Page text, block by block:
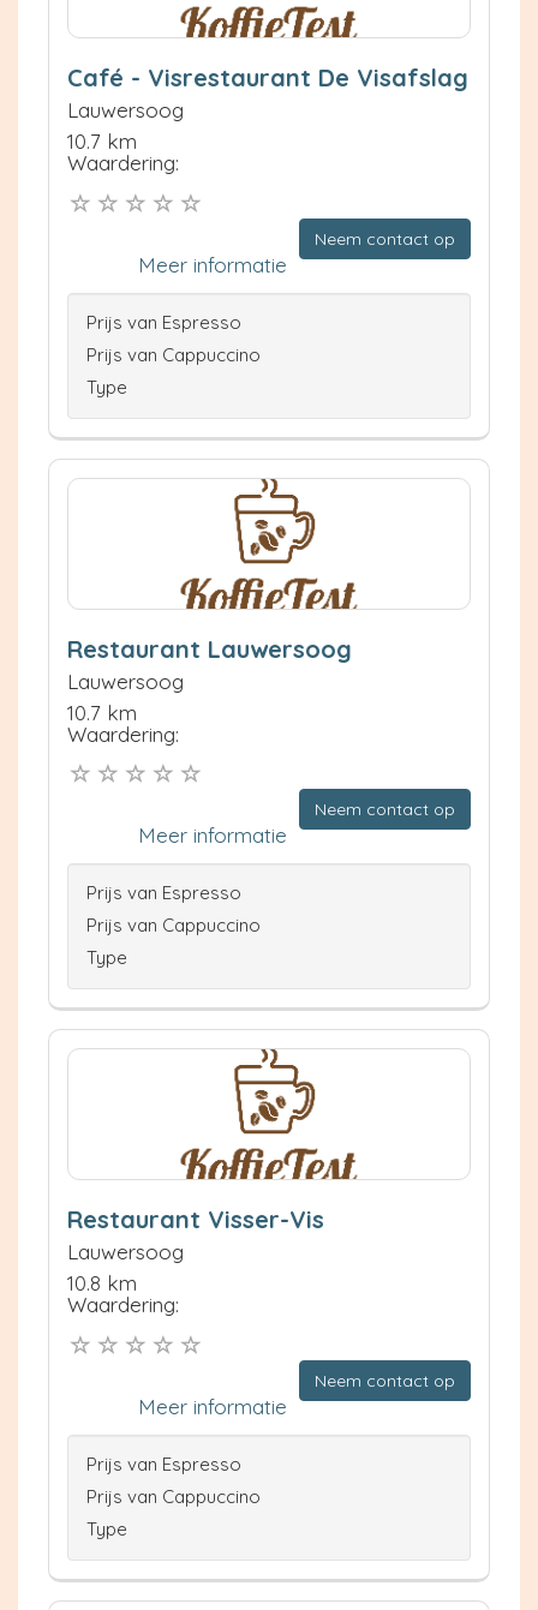
Café - Visrestaurant De Visafslag
Lauwersoog
10.7 km
Waardering:
Neem contact op
Meer informatie
Prijs van Espresso
Prijs van Cappuccino
Type
Restaurant Lauwersoog
Lauwersoog
10.7 km
Waardering:
Neem contact op
Meer informatie
Prijs van Espresso
Prijs van Cappuccino
Type
Restaurant Visser-Vis
Lauwersoog
10.8 km
Waardering:
Neem contact op
Meer informatie
Prijs van Espresso
Prijs van Cappuccino
Type